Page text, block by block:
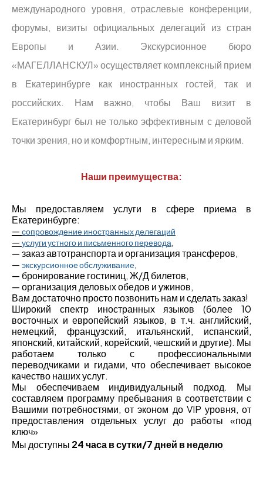
международного уровня, отраслевые конференции,
форумы, визиты официальных делегаций из стран
Европы и Азии. Экскурсионное бюро
«МАГЕЛЛАНСКУЛ» осуществляет комплексный прием
в Екатеринбурге как иностранных гостей, так и
российских. Нам важно, чтобы Ваш визит в
Екатеринбург был не только эффективным с деловой
точки зрения, но и комфортным, интересным и ярким.
Наши преимущества:
Мы предоставляем услуги в сфере приема в
Екатеринбурге:
— сопровождение иностранных делегаций
— услуги устного и письменного перевода,
—заказ автотранспорта и организация трансферов,
— экскурсионное обслуживание,
— бронирование гостиниц, Ж/Д билетов,
— организация деловых обедов и ужинов,
Вам достаточно просто позвонить нам и сделать заказ!
Широкий спектр иностранных языков (более 10
восточных и европейский языков, в т.ч. английский,
немецкий, французский, итальянский, испанский,
японский, китайский, корейский, чешский и другие). Мы
работаем только с профессиональными
переводчиками и гидами, что обеспечивает высокое
качество наших услуг.
Мы обеспечиваем индивидуальный подход. Мы
составляем программу пребывания в соответствии с
Вашими потребностями, от эконом до VIP уровня, от
предоставления отдельных услуг до работы «под
ключ»
Мы доступны 24 часа в сутки/7 дней в неделю